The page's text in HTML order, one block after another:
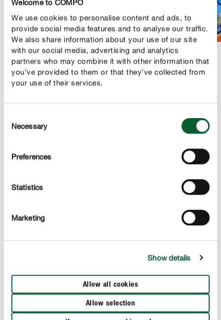
Welcome to COMPO
We use cookies to personalise content and ads, to
provide social media features and to analyse our traffic.
We also share information about your use of our site
with our social media, advertising and analytics
partners who may combine it with other information that
you’ve provided to them or that they’ve collected from
your use of their services.
Selection
Necessary
Preferences
Statistics
Marketing
Show details
Allow all cookies
Allow selection
PRODUCTBESCHRIJVING
Tips voor een perfecte verzorging van je kamerplanten